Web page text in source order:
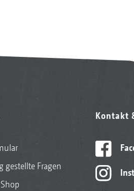
gestellte Fragen
Kontakt